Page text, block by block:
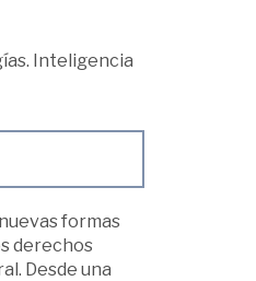
Inteligencia
formas
derechos
Desde una